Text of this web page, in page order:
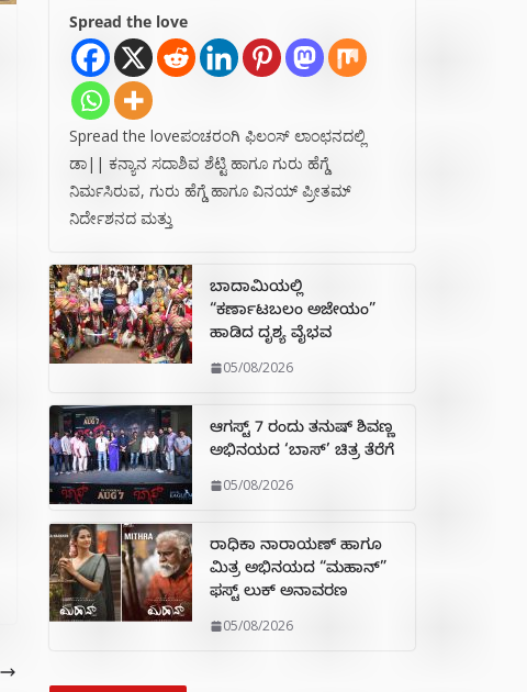
Spread the love
Spread the loveಪಂಚರಂಗಿ ಫಿಲಂಸ್ ಲಾಂಛನದಲ್ಲಿ
ಡಾ|| ಕನ್ಯಾನ ಸದಾಶಿವ ಶೆಟ್ಟಿ ಹಾಗೂ ಗುರು ಹೆಗ್ಡೆ
ನಿರ್ಮಸಿರುವ, ಗುರು ಹೆಗ್ಡೆ ಹಾಗೂ ವಿನಯ್ ಪ್ರೀತಮ್
ನಿರ್ದೇಶನದ ಮತ್ತು
ಬಾದಾಮಿಯಲ್ಲಿ
“ಕರ್ಣಾಟಬಲಂ ಅಜೇಯಂ”
ಹಾಡಿದ ದೃಶ್ಯ ವೈಭವ
05/08/2026
ಆಗಸ್ಟ್ 7 ರಂದು ತನುಷ್ ಶಿವಣ್ಣ
ಅಭಿನಯದ ‘ಬಾಸ್’ ಚಿತ್ರ ತೆರೆಗೆ
05/08/2026
ರಾಧಿಕಾ ನಾರಾಯಣ್ ಹಾಗೂ
ಮಿತ್ರ ಅಭಿನಯದ “ಮಹಾನ್”
ಫಸ್ಟ್ ಲುಕ್ ಅನಾವರಣ
05/08/2026